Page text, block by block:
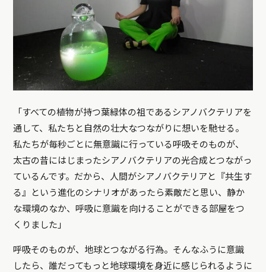
「すべての植物が持つ葉緑体の祖であるシアノバクテリアを
通して、私たちと自然の壮大なつながりに想いを馳せる。
私たちが毎秒ごとに無意識に行っている呼吸そのものが、
太古の昔にはじまったシアノバクテリアの光合成とつながっ
ているんです。だから、人間がシアノバクテリアと『共生す
る』という進化のシナリオがあったら素敵だと思い、静か
な環境のなか、呼吸に意識を向けることができる部屋をつ
くりました」
呼吸そのものが、地球とつながる行為。そんなふうに意識
したら、誰だってもっと地球環境を身近に感じられるように